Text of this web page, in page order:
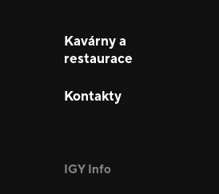
Kavárny a
restaurace
Kontakty
IGY Info